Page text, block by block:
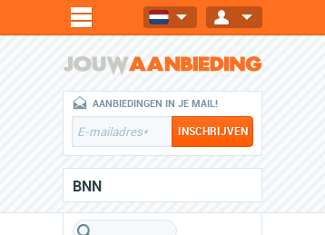
AANBIEDINGEN IN JE MAIL!
BNN